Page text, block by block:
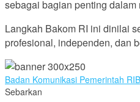
sebagai bagian penting
Langkah Bakom RI ini dinilai
profesional, independen, dan
Badan Komunikasi Pemerintah RI
Sebarkan